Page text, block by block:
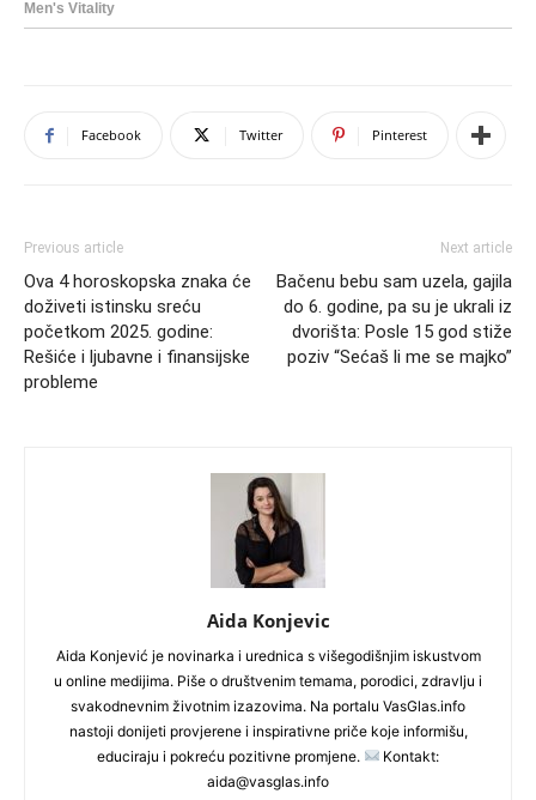
Facebook Twitter Pinterest
Previous article
Ova 4 horoskopska znaka će
doživeti istinsku sreću
početkom 2025. godine:
Rešiće i ljubavne i finansijske
probleme
Next article
Bačenu bebu sam uzela, gajila
do 6. godine, pa su je ukrali iz
dvorišta: Posle 15 god stiže
poziv “Sećaš li me se majko”
Aida Konjevic
Aida Konjević je novinarka i urednica s višegodišnjim iskustvom
u online medijima. Piše o društvenim temama, porodici, zdravlju i
svakodnevnim životnim izazovima. Na portalu VasGlas.info
nastoji donijeti provjerene i inspirativne priče koje informišu,
educiraju i pokreću pozitivne promjene.
Kontakt:
aida@vasglas.info